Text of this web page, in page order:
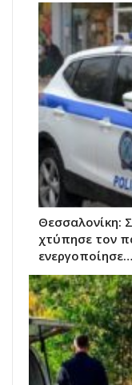
Θεσσαλονίκη:
χτύπησε τον
ενεργοποίησε…